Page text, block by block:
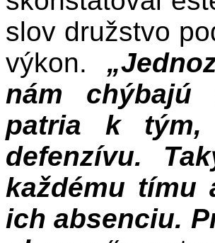
slov družstvo
výkon.
nám chýbajú
patria k tým,
defenzívu.
každému tímu
ich absenciu.